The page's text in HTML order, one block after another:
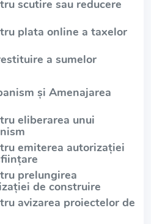
scutire sau reducere
plata online a taxelor
a sumelor
și Amenajarea
eliberarea unui
emiterea autorizației
prelungirea
de construire
avizarea proiectelor de